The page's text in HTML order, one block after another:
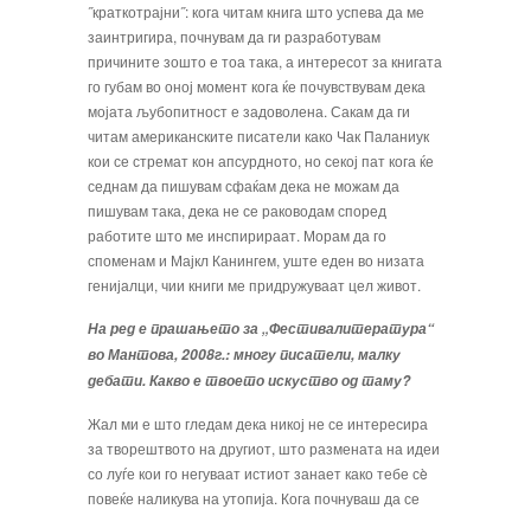
˝краткотрајни˝: кога читам книга што успева да ме
заинтригира, почнувам да ги разработувам
причините зошто е тоа така, а интересот за книгата
го губам во оној момент кога ќе почувствувам дека
мојата љубопитност е задоволена. Сакам да ги
читам американските писатели како Чак Паланиук
кои се стремат кон апсурдното, но секој пат кога ќе
седнам да пишувам сфаќам дека не можам да
пишувам така, дека не се раководам според
работите што ме инспирираат. Морам да го
споменам и Мајкл Канингем, уште еден во низата
генијалци, чии книги ме придружуваат цел живот.
На ред е прашањето за „Фестивалитература“
во Ман­това, 2008г.: многу писатели, малку
дебати. Какво е твоето искуство од таму?
Жал ми е што гледам дека никој не се интересира
за тво­рештвото на другиот, што размената на идеи
со луѓе кои го негуваат истиот занает како тебе сè
повеќе наликува на утопија. Кога почнуваш да се